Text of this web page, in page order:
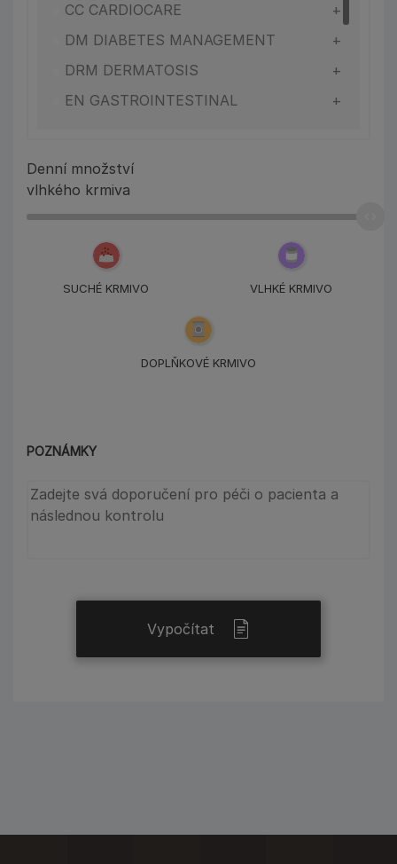
CC CARDIOCARE
DM DIABETES MANAGEMENT
DRM DERMATOSIS
EN GASTROINTESTINAL
•HA HYPOALLERGENIC
•HP HEPATIC
NF RENAL FUNCTION
OM OBESITY MANAGEMENT
Denní množství
vlhkého krmiva
SUCHÉ KRMIVO VLHKÉ KRMIVO
DOPLŇKOVÉ KRMIVO
POZNÁMKY
Vypočítat